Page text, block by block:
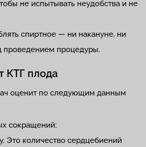
не испытывать неудобства и не
спиртное — ни накануне, ни
проведением процедуры.
КТГ плода
оценит по следующим данным
сокращений;
Это количество сердцебиений